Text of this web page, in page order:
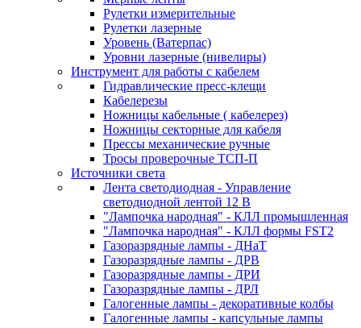
Рулетки измерительные
Рулетки лазерные
Уровень (Ватерпас)
Уровни лазерные (нивелиры)
Инструмент для работы с кабелем
Гидравлические пресс-клещи
Кабелерезы
Ножницы кабельные ( кабелерез)
Ножницы секторные для кабеля
Прессы механические ручные
Тросы проверочные ТСП-П
Источники света
Лента светодиодная - Управление
светодиодной лентой 12 В
"Лампочка народная" - КЛЛ промышленная
"Лампочка народная" - КЛЛ формы FST2
Газоразрядные лампы - ДНаТ
Газоразрядные лампы - ДРВ
Газоразрядные лампы - ДРИ
Газоразрядные лампы - ДРЛ
Галогенные лампы - декоративные колбы
Галогенные лампы - капсульные лампы